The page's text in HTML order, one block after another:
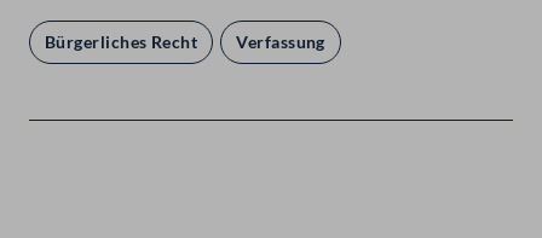
Bürgerliches Recht Verfassung